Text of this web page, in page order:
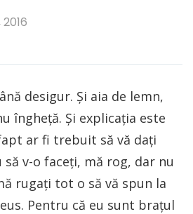
desigur. Și aia de lemn,
îngheță. Și explicația este
ar fi trebuit să vă dați
să v-o faceți, mă rog, dar nu
rugați tot o să vă spun la
Pentru că eu sunt brațul